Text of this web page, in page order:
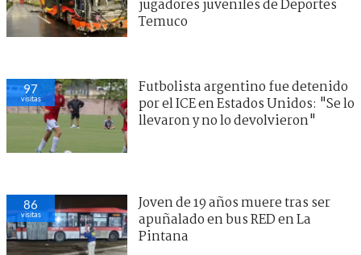
jugadores juveniles de Deportes
Temuco
97
visitas
Futbolista argentino fue detenido
por el ICE en Estados Unidos: "Se lo
llevaron y no lo devolvieron"
86
visitas
Joven de 19 años muere tras ser
apuñalado en bus RED en La
Pintana